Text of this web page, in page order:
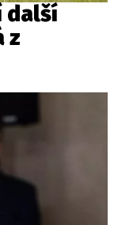
další
z